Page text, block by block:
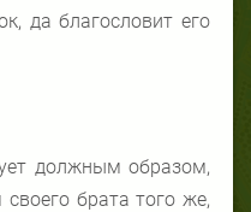
да благословит его
должным образом,
брата того же,